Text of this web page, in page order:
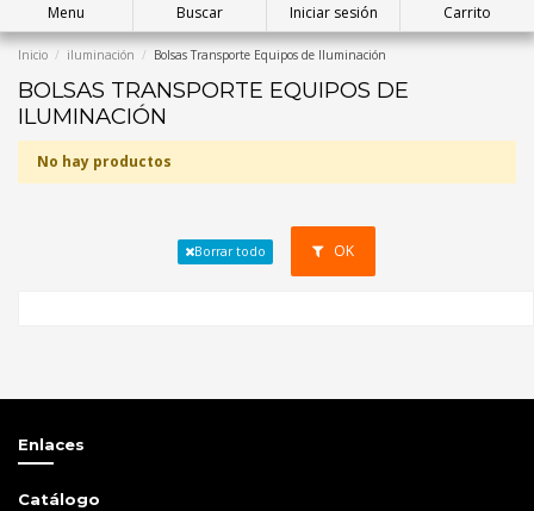
Menu Buscar Iniciar sesión Carrito
Inicio iluminación Bolsas Transporte Equipos de Iluminación
BOLSAS TRANSPORTE EQUIPOS DE
ILUMINACIÓN
No hay productos
Borrar todo OK
Enlaces
Catálogo